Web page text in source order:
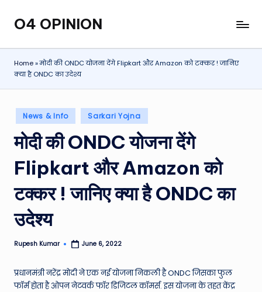
Skip
content
O4 OPINION
Home»मोदी की ONDC योजना देंगे Flipkart और Amazon को टक्कर ! जानिए
क्या है ONDC का उदेश्य
Posted
in
News & Info Sarkari Yojna
मोदी की ONDC योजना देंगे
Flipkart और Amazon को
टक्कर ! जानिए क्या है ONDC का
उदेश्य
Posted
Rupesh Kumar June 6, 2022
प्रधानमंत्री नरेंद्र मोदी ने एक नई योजना निकली है ONDC जिसका फुल
फॉर्म होता है ओपन नेटवर्क फॉर डिजिटल कॉमर्स. इस योजना के तहत केंद्र